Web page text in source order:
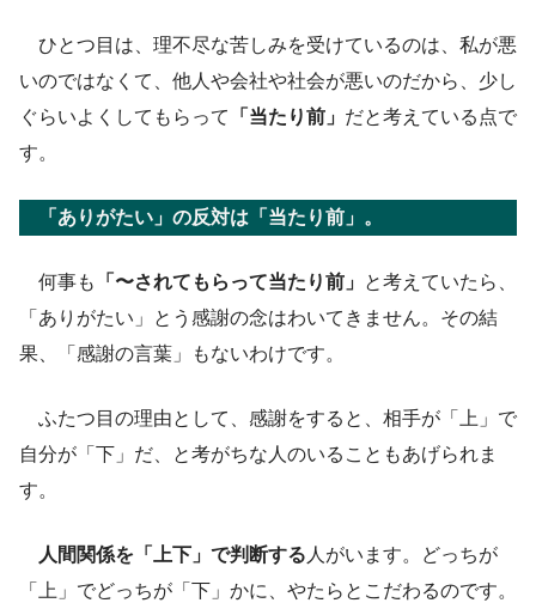
ひとつ目は、理不尽な苦しみを受けているのは、私が悪
いのではなくて、他人や会社や社会が悪いのだから、少し
ぐらいよくしてもらって
「当たり前」 だと考えている点で
す。
「ありがたい」の反対は「当たり前」。
何事も 「〜されてもらって当たり前」 と考えていたら、
「ありがたい」とう感謝の念はわいてきません。その結
果、「感謝の言葉」もないわけです。
ふたつ目の理由として、感謝をすると、相手が「上」で
自分が「下」だ、と考がちな人のいることもあげられま
す。
人間関係を「上下」で判断する人がいます。どっちが
「上」でどっちが「下」かに、やたらとこだわるのです。